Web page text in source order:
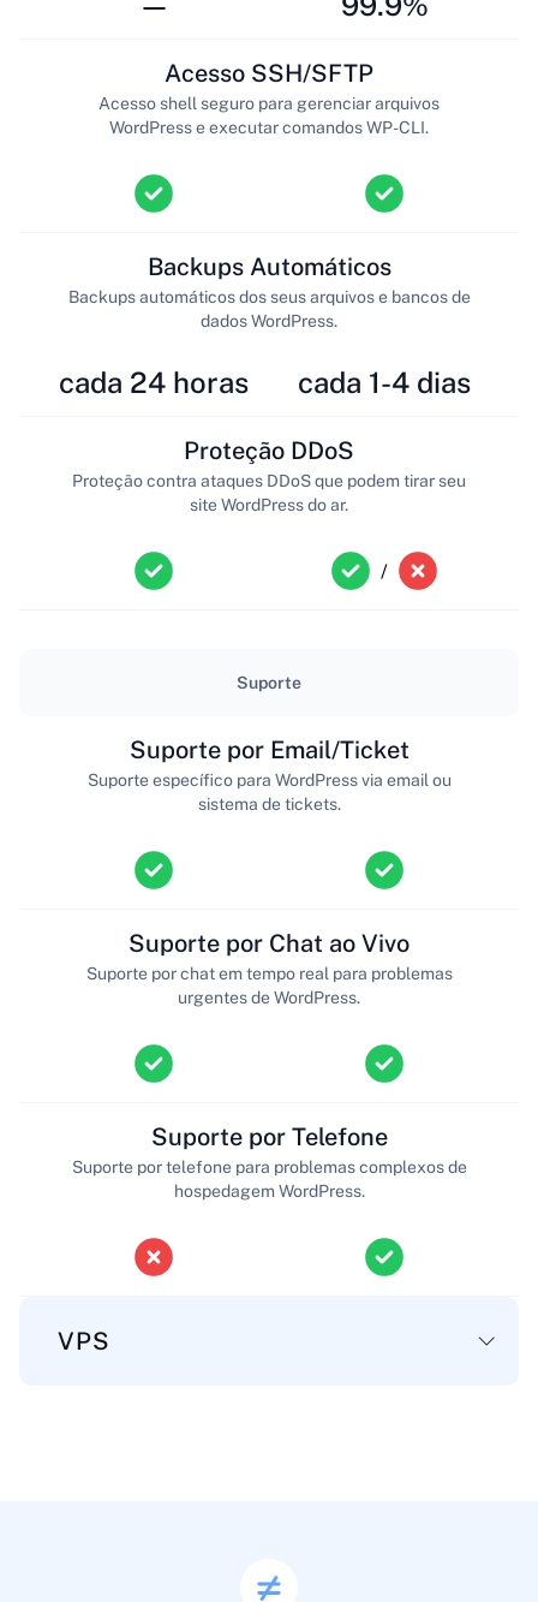
Acesso SSH/SFTP
Acesso shell seguro para gerenciar arquivos
WordPress e executar comandos WP-CLI.
cada 24 horas
Backups Automáticos
Backups automáticos dos seus arquivos e bancos de
dados WordPress.
cada 1-4 dias
Proteção DDoS
Proteção contra ataques DDoS que podem tirar seu
site WordPress do ar.
/
Suporte
Suporte por Email/Ticket
Suporte específico para WordPress via email ou
sistema de tickets.
Suporte por Chat ao Vivo
Suporte por chat em tempo real para problemas
urgentes de WordPress.
Suporte por Telefone
Suporte por telefone para problemas complexos de
hospedagem WordPress.
VPS
servidor, aplicações e dados.